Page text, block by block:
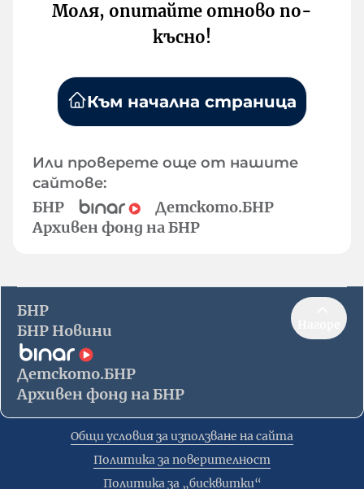
Моля, опитайте отново по-
късно!
Към начална страница
Или проверете още от нашите
сайтове:
БНР
Детското.БНР
Архивен фонд на БНР
БНР
БНР Новини
Детското.БНР
Архивен фонд на БНР
Общи условия за използване на сайта
Политика за поверителност
Политика за „бисквитки“